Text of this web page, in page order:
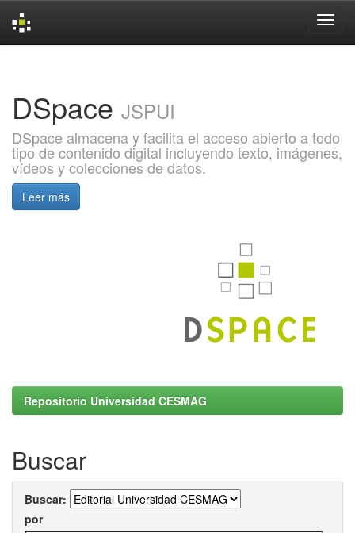
DSpace JSPUI
DSpace almacena y facilita el acceso abierto a todo
tipo de contenido digital incluyendo texto, imágenes,
vídeos y colecciones de datos.
Leer más
Repositorio Universidad CESMAG
Buscar
Buscar:
por